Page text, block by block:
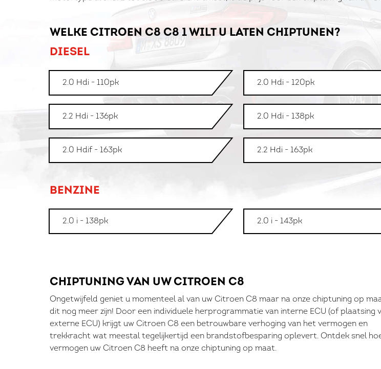
WELKE CITROEN C8 C8 1 WILT U LATEN CHIPTUNEN?
DIESEL
2.0 Hdi - 110pk 2.0 Hdi - 120pk
2.2 Hdi - 136pk 2.0 Hdi - 138pk
2.0 Hdif - 163pk 2.2 Hdi - 163pk
BENZINE
2.0 i - 138pk 2.0 i - 143pk
CHIPTUNING VAN UW CITROEN C8
Ongetwijfeld geniet u momenteel al van uw Citroen C8 maar na onze chiptuning op
dit nog meer zijn! Door een individuele herprogrammatie van interne ECU (of plaatsing
externe ECU) krijgt uw Citroen C8 een betrouwbare verhoging van het vermogen en
trekkracht wat meestal tegelijkertijd een brandstofbesparing oplevert. Ontdek snel
vermogen uw Citroen C8 heeft na onze chiptuning op maat.